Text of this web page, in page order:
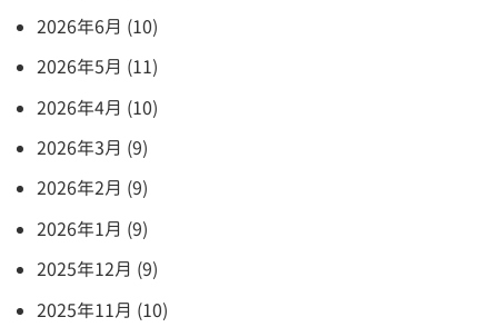
2026年6月 (10)
2026年5月 (11)
2026年4月 (10)
2026年3月 (9)
2026年2月 (9)
2026年1月 (9)
2025年12月 (9)
2025年11月 (10)